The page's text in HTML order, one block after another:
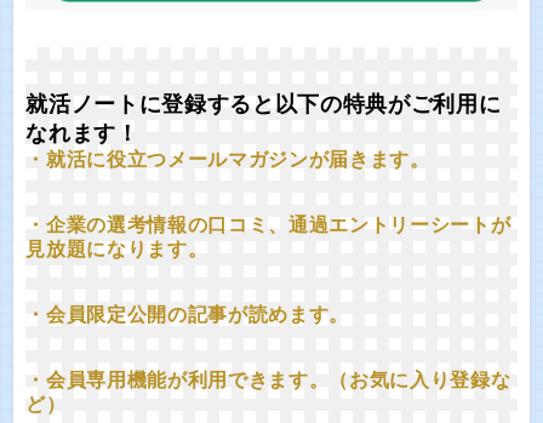
就活ノートに登録すると以下の特典がご利用に
なれます！
・就活に役立つメールマガジンが届きます。
・企業の選考情報の口コミ、通過エントリーシートが
見放題になります。
・会員限定公開の記事が読めます。
・会員専用機能が利用できます。（お気に入り登録な
ど）